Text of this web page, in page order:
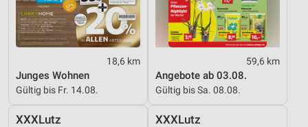
18,6 km
Junges Wohnen
Gültig bis Fr. 14.08.
59,6 km
Angebote ab 03.08.
Gültig bis Sa. 08.08.
XXXLutz XXXLutz